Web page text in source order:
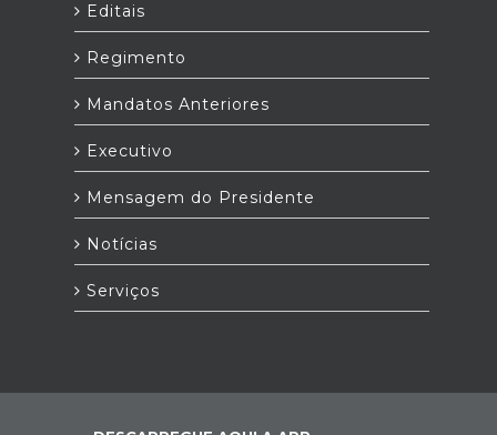
Editais
Regimento
Mandatos Anteriores
Executivo
Mensagem do Presidente
Notícias
Serviços